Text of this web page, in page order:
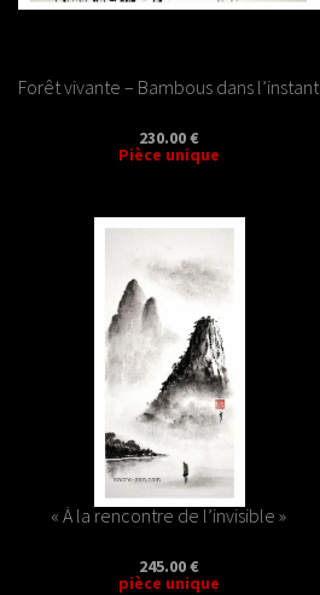
Forêt vivante – Bambous dans l’instant
230.00 €
Pièce unique
« À la rencontre de l’invisible »
245.00 €
pièce unique